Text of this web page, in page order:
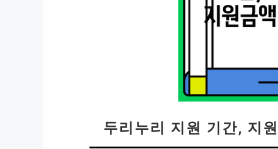
두리누리 지원 기간, 지